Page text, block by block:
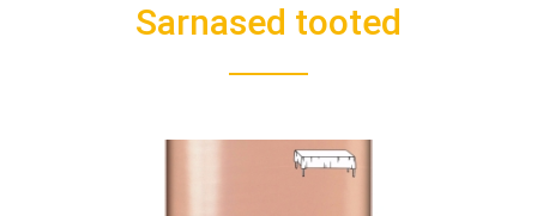
Sarnased tooted